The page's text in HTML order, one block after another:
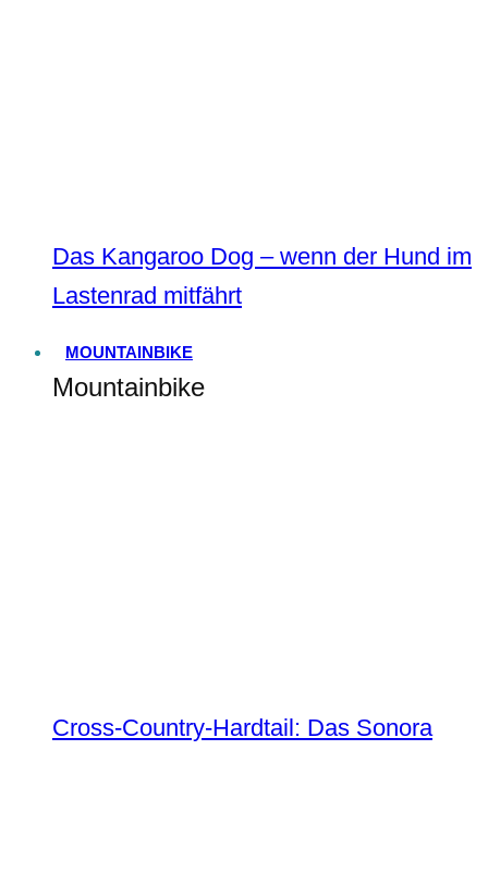
Das Kangaroo Dog – wenn der Hund im
Lastenrad mitfährt
MOUNTAINBIKE
Mountainbike
Cross-Country-Hardtail: Das Sonora